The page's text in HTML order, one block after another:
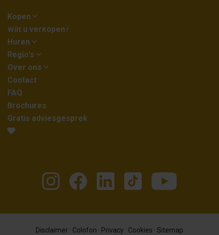
Kopen
Wilt u verkopen?
Huren
Regio's
Over ons
Contact
FAQ
Brochures
Gratis adviesgesprek
Disclaimer · Colofon · Privacy · Cookies · Sitemap